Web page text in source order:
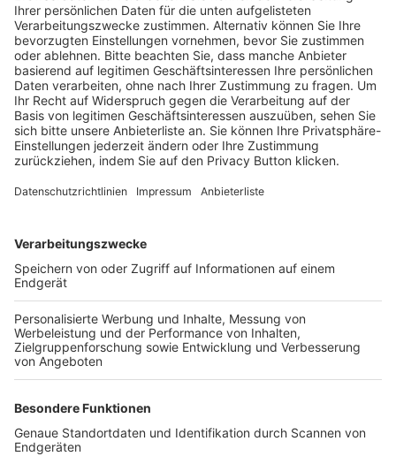
Trainerausbildung
Schulungsangebot Vereinsmitarbeiter
BFV-Geschäftsstellen
Trainerbörse
Login SpielPlus
FOLGE DEM BFV
TOP-VEREINE
TOP-PARTNER